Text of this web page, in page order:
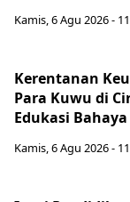
Kamis, 6 Agu 2026 -
Kerentanan
Para Kuwu di
Edukasi
Kamis, 6 Agu 2026 -